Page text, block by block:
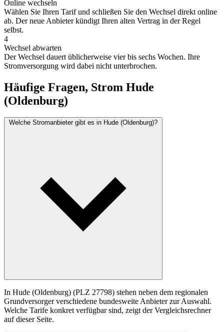
Online wechseln
Wählen Sie Ihren Tarif und schließen Sie den Wechsel direkt online
ab. Der neue Anbieter kündigt Ihren alten Vertrag in der Regel
selbst.
4
Wechsel abwarten
Der Wechsel dauert üblicherweise vier bis sechs Wochen. Ihre
Stromversorgung wird dabei nicht unterbrochen.
Häufige Fragen, Strom Hude
(Oldenburg)
Welche Stromanbieter gibt es in Hude (Oldenburg)?
In Hude (Oldenburg) (PLZ 27798) stehen neben dem regionalen
Grundversorger verschiedene bundesweite Anbieter zur Auswahl.
Welche Tarife konkret verfügbar sind, zeigt der Vergleichsrechner
auf dieser Seite.